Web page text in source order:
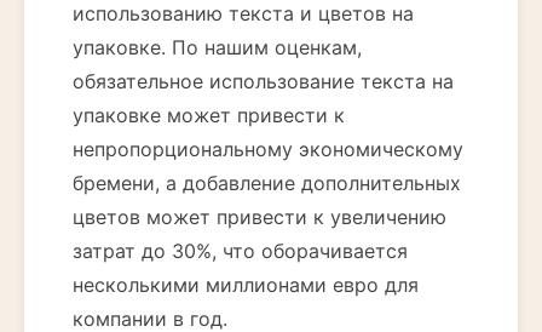
использованию текста и цветов на
упаковке. По нашим оценкам,
обязательное использование текста на
упаковке может привести к
непропорциональному экономическому
бремени, а добавление дополнительных
цветов может привести к увеличению
затрат до 30%, что оборачивается
несколькими миллионами евро для
компании в год.